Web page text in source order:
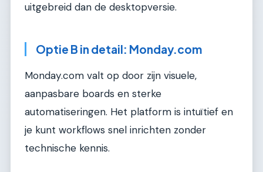
uitgebreid dan de desktopversie.
Optie B in detail: Monday.com
Monday.com valt op door zijn visuele,
aanpasbare boards en sterke
automatiseringen. Het platform is intuïtief en
je kunt workflows snel inrichten zonder
technische kennis.